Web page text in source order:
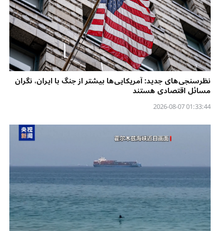
نظرسنجی‌‌های جدید: آمریکایی‌ها بیشتر از جنگ با ایران، نگران
مسائل اقتصادی هستند
01:33:44 2026-08-07